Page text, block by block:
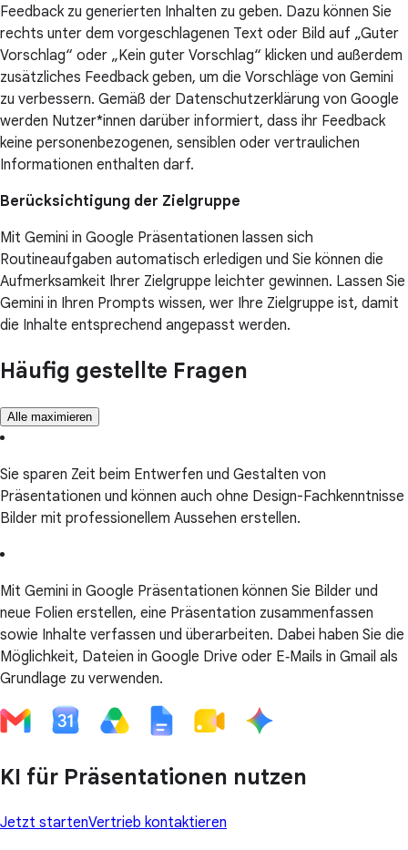
Feedback zu generierten Inhalten zu geben. Dazu können Sie
rechts unter dem vorgeschlagenen Text oder Bild auf „Guter
Vorschlag“ oder „Kein guter Vorschlag“ klicken und außerdem
zusätzliches Feedback geben, um die Vorschläge von Gemini
zu verbessern. Gemäß der Datenschutzerklärung von Google
werden Nutzer*innen darüber informiert, dass ihr Feedback
keine personenbezogenen, sensiblen oder vertraulichen
Informationen enthalten darf.
Berücksichtigung der Zielgruppe
Mit Gemini in Google Präsentationen lassen sich
Routineaufgaben automatisch erledigen und Sie können die
Aufmerksamkeit Ihrer Zielgruppe leichter gewinnen. Lassen Sie
Gemini in Ihren Prompts wissen, wer Ihre Zielgruppe ist, damit
die Inhalte entsprechend angepasst werden.
Häufig gestellte Fragen
Alle maximieren
Sie sparen Zeit beim Entwerfen und Gestalten von
Präsentationen und können auch ohne Design-Fachkenntnisse
Bilder mit professionellem Aussehen erstellen.
Mit Gemini in Google Präsentationen können Sie Bilder und
neue Folien erstellen, eine Präsentation zusammenfassen
sowie Inhalte verfassen und überarbeiten. Dabei haben Sie die
Möglichkeit, Dateien in Google Drive oder E‑Mails in Gmail als
Grundlage zu verwenden.
KI für Präsentationen nutzen
Jetzt startenVertrieb kontaktieren